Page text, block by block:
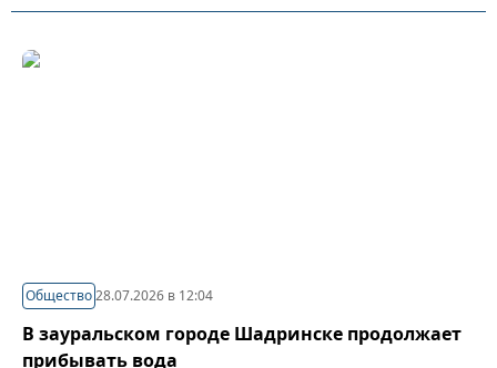
Общество28.07.2026 в 12:04
В зауральском городе Шадринске продолжает
прибывать вода